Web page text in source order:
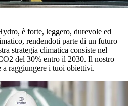
è forte, leggero, durevole ed
rendendoti parte di un futuro
strategia climatica consiste nel
del 30% entro il 2030. Il nostro
a raggiungere i tuoi obiettivi.